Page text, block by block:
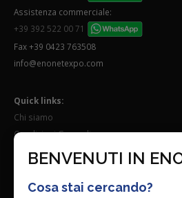
BENVENUTI IN
Cosa stai cercando?
Assistenza commerciale:
+39 392 522 00 71
Fax +39 0423 763508
info@enonetexpo.com
Quick links:
Chi siamo
Condizioni Generali
Lavora con noi
Seguici su: